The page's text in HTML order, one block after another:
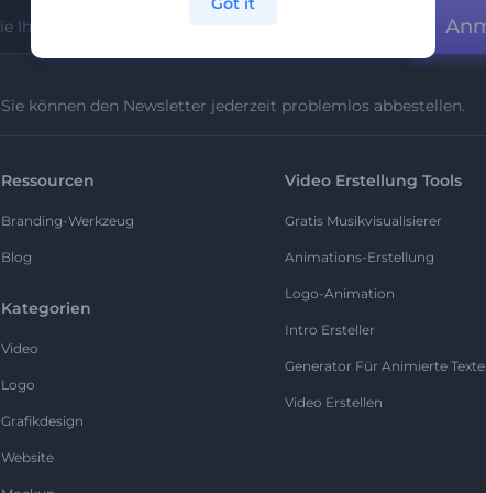
Sie können den Newsletter jederzeit problemlos abbestellen.
Ressourcen
Branding-Werkzeug
Blog
Kategorien
Video
Logo
Grafikdesign
Website
Video Erstellung Tools
Gratis Musikvisualisierer
Animations-Erstellung
Logo-Animation
Intro Ersteller
Generator Für Animierte Texte
Video Erstellen